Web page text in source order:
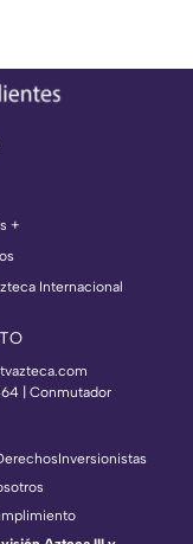
+
Internacional
| Conmutador
Inversionistas